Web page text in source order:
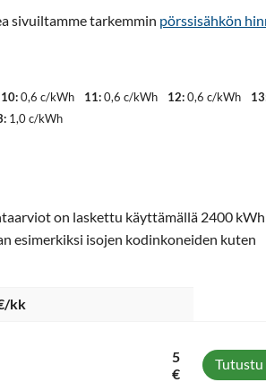
sivuiltamme tarkemmin pörssisähkön
10:0,6 c/kWh 11:0,6 c/kWh 12:0,6 c/kWh
1,0 c/kWh
on laskettu käyttämällä 2400 kWh
esimerkiksi isojen kodinkoneiden kuten
kk
5
€
Tutustu